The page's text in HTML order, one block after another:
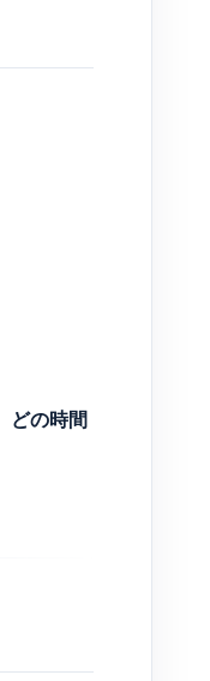
どの時間